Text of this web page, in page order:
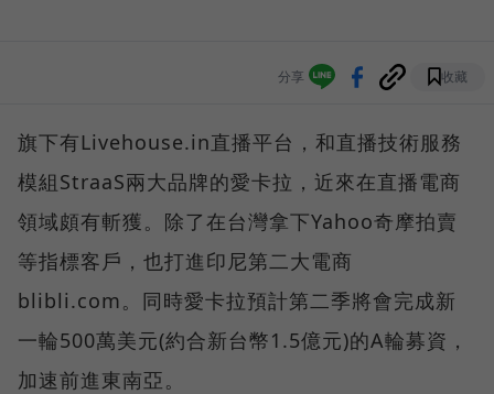
分享 收藏
旗下有Livehouse.in直播平台，和直播技術服務
模組StraaS兩大品牌的愛卡拉，近來在直播電商
領域頗有斬獲。除了在台灣拿下Yahoo奇摩拍賣
等指標客戶，也打進印尼第二大電商
blibli.com。同時愛卡拉預計第二季將會完成新
一輪500萬美元(約合新台幣1.5億元)的A輪募資，
加速前進東南亞。